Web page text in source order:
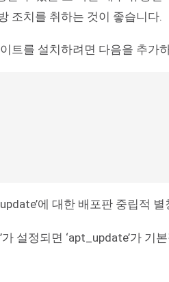
조치를 취하는 것이 좋습니다.
트를 설치하려면 다음을 추가
에 대한 배포판 중립적
가 설정되면 ‘apt_update’가